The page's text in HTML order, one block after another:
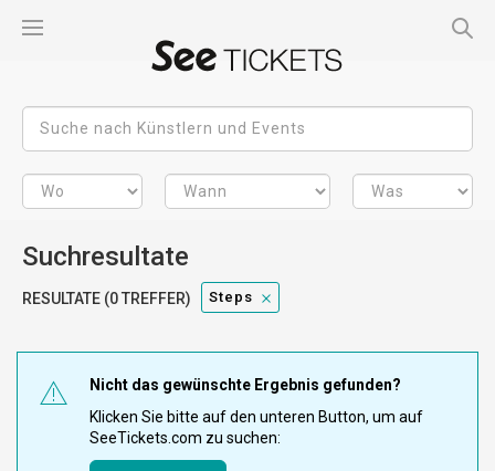
Suchresultate
RESULTATE (0 TREFFER) Steps
Nicht das gewünschte Ergebnis gefunden?
Klicken Sie bitte auf den unteren Button, um auf
SeeTickets.com zu suchen: